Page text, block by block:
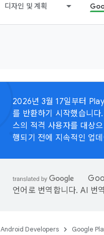
디자인 및 계획
2026년 3월 17일부터
를 반환하기 시작했습니
스의 적격 사용자를 대상
행되기 전에 지속적인 업
언어로 번역합니다. AI 번
Android Developers Google